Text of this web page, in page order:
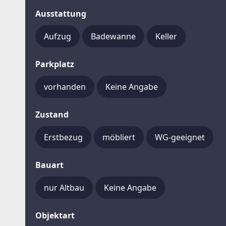
Ausstattung
Aufzug Badewanne Keller
Parkplatz
vorhanden Keine Angabe
Zustand
Erstbezug möbliert WG-geeignet
Bauart
nur Altbau Keine Angabe
Objektart